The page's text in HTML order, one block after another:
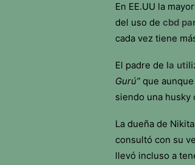
En EE.UU la
del uso de cbd
cada vez tiene
El padre de la
Gurú” que
siendo una husky
La dueña de
consultó con su
llevó incluso a